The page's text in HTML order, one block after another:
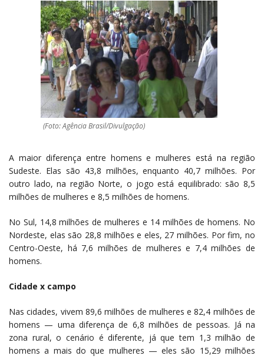
(Foto: Agência Brasil/Divulgação)
A maior diferença entre homens e mulheres está na região
Sudeste. Elas são 43,8 milhões, enquanto 40,7 milhões. Por
outro lado, na região Norte, o jogo está equilibrado: são 8,5
milhões de mulheres e 8,5 milhões de homens.
No Sul, 14,8 milhões de mulheres e 14 milhões de homens. No
Nordeste, elas são 28,8 milhões e eles, 27 milhões. Por fim, no
Centro-Oeste, há 7,6 milhões de mulheres e 7,4 milhões de
homens.
Cidade x campo
Nas cidades, vivem 89,6 milhões de mulheres e 82,4 milhões de
homens — uma diferença de 6,8 milhões de pessoas. Já na
zona rural, o cenário é diferente, já que tem 1,3 milhão de
homens a mais do que mulheres — eles são 15,29 milhões